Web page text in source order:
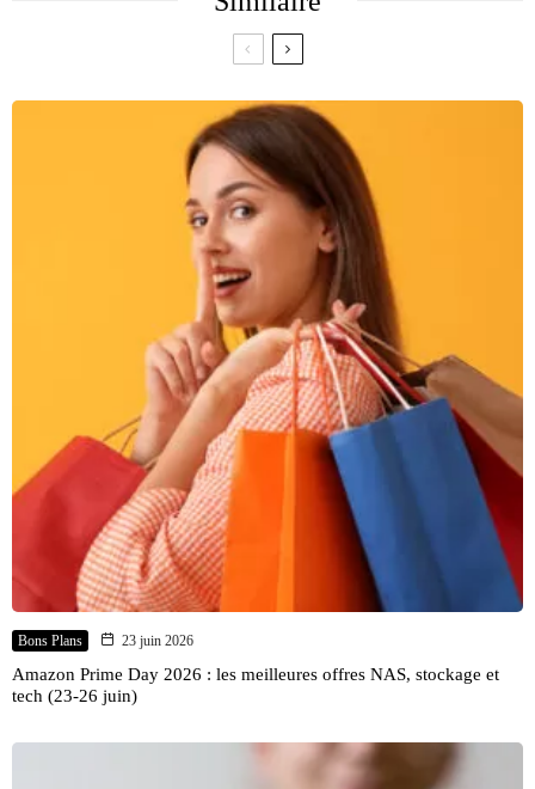
Bons Plans 23 juin 2026
Amazon Prime Day 2026 : les meilleures offres NAS, stockage et
tech (23-26 juin)